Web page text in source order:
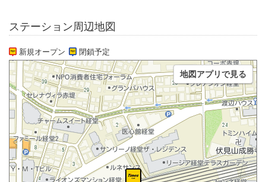
ステーション周辺地図
新規オープン 閉鎖予定
地図アプリで見る